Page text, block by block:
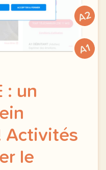
A2
A1
: un
Activités
le